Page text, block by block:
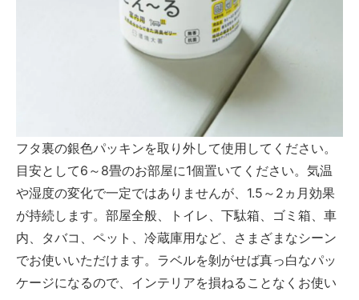
フタ裏の銀色パッキンを取り外して使用してください。
目安として6～8畳のお部屋に1個置いてください。気温
や湿度の変化で一定ではありませんが、1.5～2ヵ月効果
が持続します。部屋全般、トイレ、下駄箱、ゴミ箱、車
内、タバコ、ペット、冷蔵庫用など、さまざまなシーン
でお使いいただけます。ラベルを剝がせば真っ白なパッ
ケージになるので、インテリアを損ねることなくお使い